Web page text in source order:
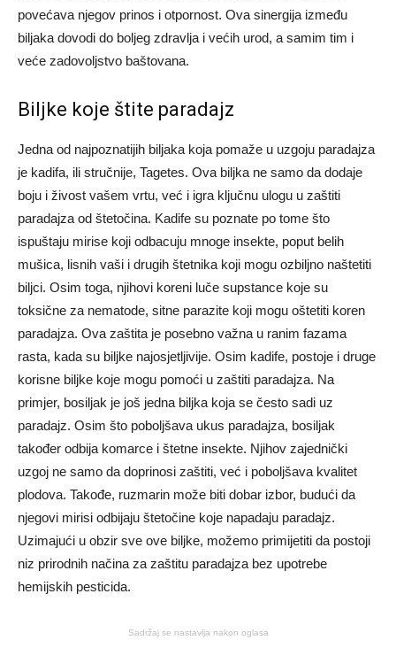
povećava njegov prinos i otpornost. Ova sinergija između
biljaka dovodi do boljeg zdravlja i većih urod, a samim tim i
veće zadovoljstvo baštovana.
Biljke koje štite paradajz
Jedna od najpoznatijih biljaka koja pomaže u uzgoju paradajza
je kadifa, ili stručnije, Tagetes. Ova biljka ne samo da dodaje
boju i živost vašem vrtu, već i igra ključnu ulogu u zaštiti
paradajza od štetočina. Kadife su poznate po tome što
ispuštaju mirise koji odbacuju mnoge insekte, poput belih
mušica, lisnih vaši i drugih štetnika koji mogu ozbiljno naštetiti
biljci. Osim toga, njihovi koreni luče supstance koje su
toksične za nematode, sitne parazite koji mogu oštetiti koren
paradajza. Ova zaštita je posebno važna u ranim fazama
rasta, kada su biljke najosjetljivije. Osim kadife, postoje i druge
korisne biljke koje mogu pomoći u zaštiti paradajza. Na
primjer, bosiljak je još jedna biljka koja se često sadi uz
paradajz. Osim što poboljšava ukus paradajza, bosiljak
također odbija komarce i štetne insekte. Njihov zajednički
uzgoj ne samo da doprinosi zaštiti, već i poboljšava kvalitet
plodova. Takođe, ruzmarin može biti dobar izbor, budući da
njegovi mirisi odbijaju štetočine koje napadaju paradajz.
Uzimajući u obzir sve ove biljke, možemo primijetiti da postoji
niz prirodnih načina za zaštitu paradajza bez upotrebe
hemijskih pesticida.
Sadržaj se nastavlja nakon oglasa